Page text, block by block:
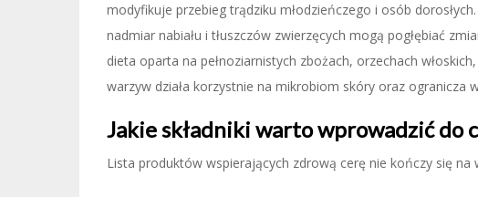
modyfikuje przebieg trądziku młodzieńczego i osób
nadmiar nabiału i tłuszczów zwierzęcych mogą pogłębiać
dieta oparta na pełnoziarnistych zbożach, orzechach
warzyw działa korzystnie na mikrobiom skóry oraz ogranicza
Jakie składniki warto wprowadzić do
Lista produktów wspierających zdrową cerę nie kończy się